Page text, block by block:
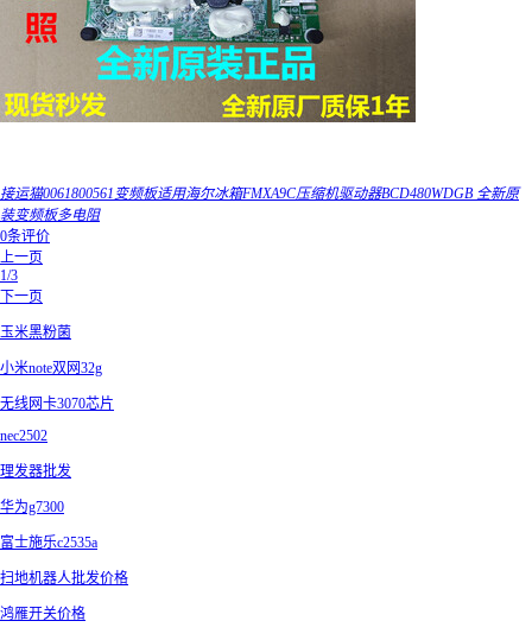
接运猫0061800561变频板适用海尔冰箱FMXA9C压缩机驱动器BCD480WDGB 全新原
装变频板多电阻
0条评价
上一页
1/3
下一页
玉米黑粉菌
小米note双网32g
无线网卡3070芯片
nec2502
理发器批发
华为g7300
富士施乐c2535a
扫地机器人批发价格
鸿雁开关价格